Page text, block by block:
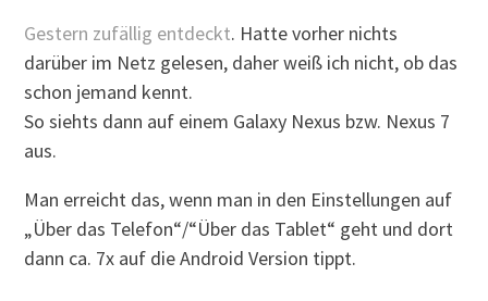
Gestern zufällig entdeckt. Hatte vorher nichts
darüber im Netz gelesen, daher weiß ich nicht, ob das
schon jemand kennt.
So siehts dann auf einem Galaxy Nexus bzw. Nexus 7
aus.
Man erreicht das, wenn man in den Einstellungen auf
„Über das Telefon“/“Über das Tablet“ geht und dort
dann ca. 7x auf die Android Version tippt.